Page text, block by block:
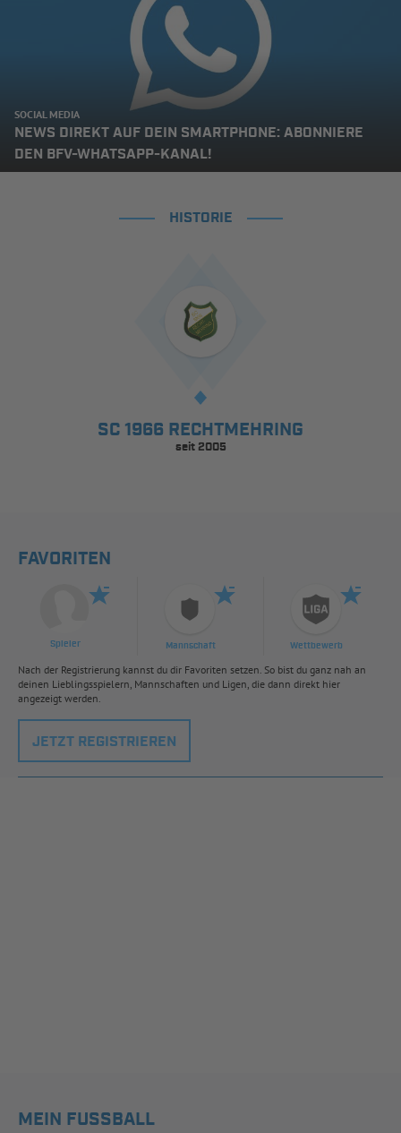
SOCIAL MEDIA
NEWS DIREKT AUF DEIN SMARTPHONE: ABONNIERE
DEN BFV-WHATSAPP-KANAL!
HISTORIE
SC 1966 RECHTMEHRING
seit 2005
FAVORITEN
Spieler Mannschaft Wettbewerb
Nach der Registrierung kannst du dir Favoriten setzen. So bist du ganz nah an
deinen Lieblingsspielern, Mannschaften und Ligen, die dann direkt hier
angezeigt werden.
JETZT REGISTRIEREN
MEIN FUSSBALL